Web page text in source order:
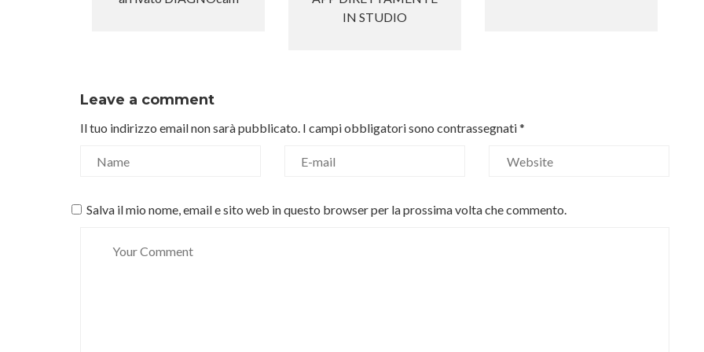
IN STUDIO
Leave a comment
Il tuo indirizzo email non sarà pubblicato. I campi obbligatori sono contrassegnati*
Salva il mio nome, email e sito web in questo browser per la prossima volta che commento.